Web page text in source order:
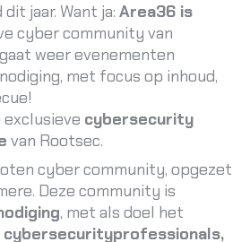
jaar. Want ja: Area36 is
cyber community van
weer evenementen
met focus op inhoud,
cybersecurity
van Rootsec.
cyber community, opgezet
Deze community is
, met als doel het
cybersecurityprofessionals,